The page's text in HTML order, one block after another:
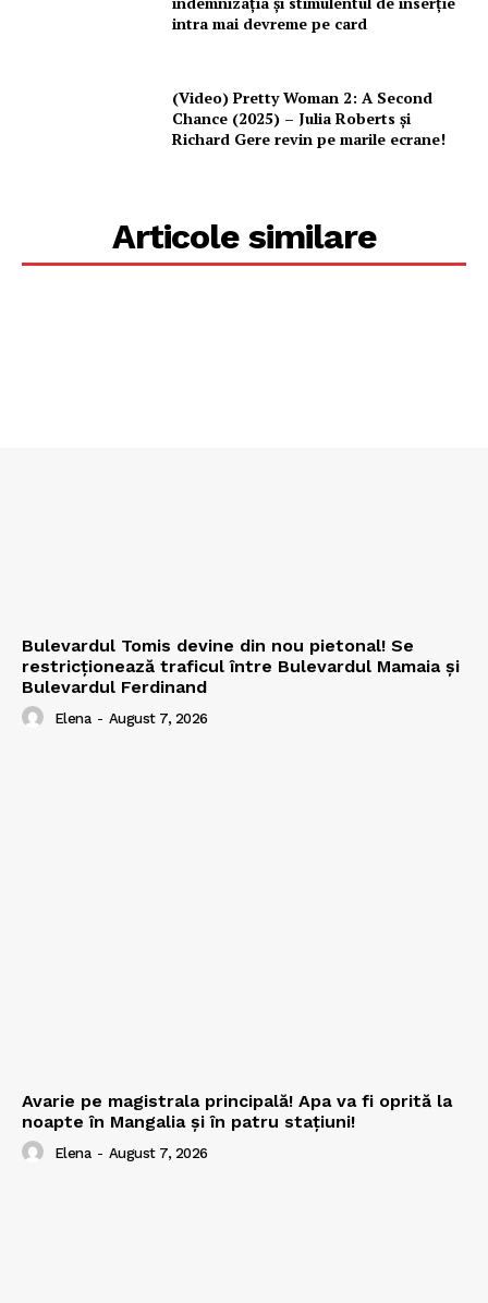
intra mai devreme pe card
(Video) Pretty Woman 2: A Second
Chance (2025) – Julia Roberts și
Richard Gere revin pe marile ecrane!
Articole similare
Bulevardul Tomis devine din nou pietonal! Se
restricționează traficul între Bulevardul Mamaia și
Bulevardul Ferdinand
Elena - August 7, 2026
Avarie pe magistrala principală! Apa va fi oprită la
noapte în Mangalia și în patru stațiuni!
Elena - August 7, 2026